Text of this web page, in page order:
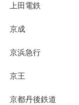
上田電鉄
京成
京浜急行
京王
京都丹後鉄道